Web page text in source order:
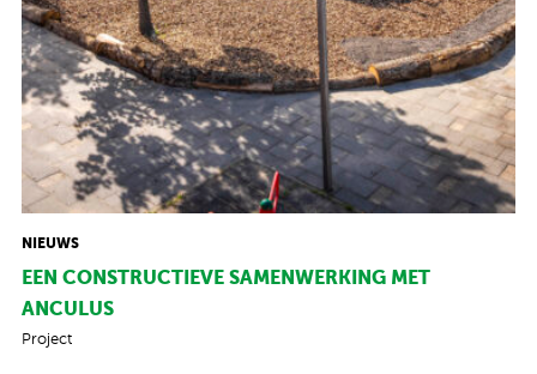
NIEUWS
EEN CONSTRUCTIEVE SAMENWERKING MET
ANCULUS
Project